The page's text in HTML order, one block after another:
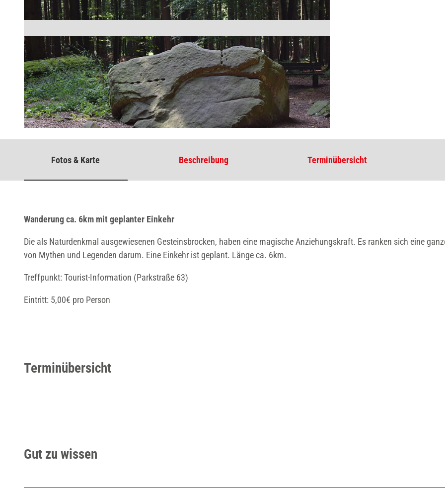
Fotos & Karte Beschreibung Terminübersicht
Wanderung ca. 6km mit geplanter Einkehr
Die als Naturdenkmal ausgewiesenen Gesteinsbrocken, haben eine magische Anziehungskraft. Es ranken sich eine
von Mythen und Legenden darum. Eine Einkehr ist geplant. Länge ca. 6km.
Treffpunkt: Tourist-Information (Parkstraße 63)
Eintritt: 5,00€ pro Person
Terminübersicht
Gut zu wissen